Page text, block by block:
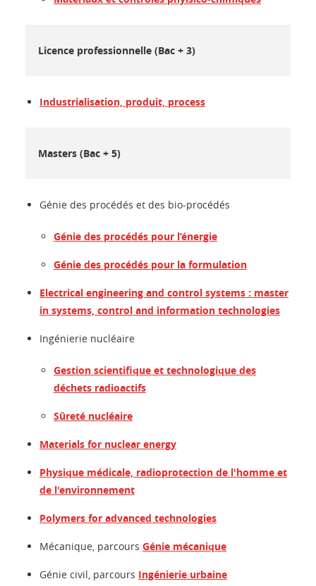
Licence professionnelle (Bac + 3)
Industrialisation, produit, process
Masters (Bac + 5)
Génie des procédés et des bio-procédés
Génie des procédés pour l’énergie
Génie des procédés pour la formulation
Electrical engineering and control systems : master
in systems, control and information technologies
Ingénierie nucléaire
Gestion scientifique et technologique des
déchets radioactifs
Sûreté nucléaire
Materials for nuclear energy
Physique médicale, radioprotection de l'homme et
de l'environnement
Polymers for advanced technologies
Mécanique, parcours Génie mécanique
Génie civil, parcours Ingénierie urbaine